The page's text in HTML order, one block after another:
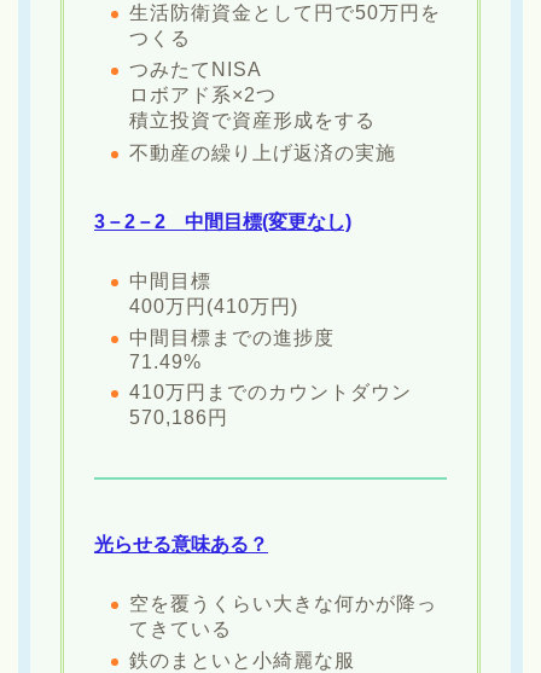
生活防衛資金として円で50万円を
つくる
つみたてNISA
ロボアド系×2つ
積立投資で資産形成をする
不動産の繰り上げ返済の実施
3－2－2 中間目標(変更なし)
中間目標
400万円(410万円)
中間目標までの進捗度
71.49%
410万円までのカウントダウン
570,186円
光らせる意味ある？
空を覆うくらい大きな何かが降っ
てきている
鉄のまといと小綺麗な服